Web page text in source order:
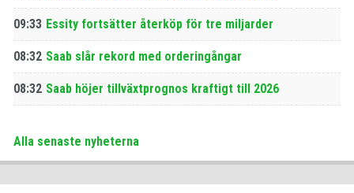
09:33 Essity fortsätter återköp för tre miljarder
08:32 Saab slår rekord med orderingångar
08:32 Saab höjer tillväxtprognos kraftigt till 2026
Alla senaste nyheterna